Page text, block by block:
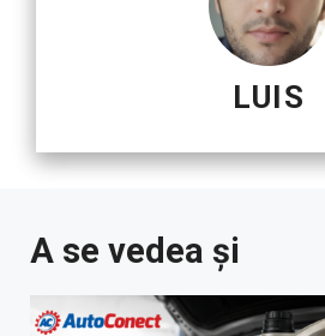
LUIS
A se vedea și